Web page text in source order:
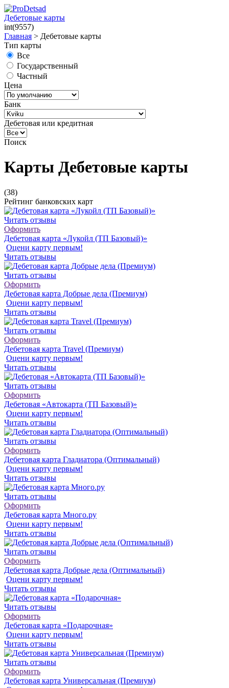
Дебетовые карты
int(9557)
Главная > Дебетовые карты
Тип карты
Все
Государственный
Частный
Цена
Банк
Дебетовая или кредитная
Поиск
Карты Дебетовые карты
(38)
Рейтинг банковских карт
Читать отзывы
Оформить
Дебетовая карта «Лукойл (ТП Базовый)»
Оцени карту первым!
Читать отзывы
Читать отзывы
Оформить
Дебетовая карта Добрые дела (Премиум)
Оцени карту первым!
Читать отзывы
Читать отзывы
Оформить
Дебетовая карта Travel (Премиум)
Оцени карту первым!
Читать отзывы
Читать отзывы
Оформить
Дебетовая «Автокарта (ТП Базовый)»
Оцени карту первым!
Читать отзывы
Читать отзывы
Оформить
Дебетовая карта Гладиатора (Оптимальный)
Оцени карту первым!
Читать отзывы
Читать отзывы
Оформить
Дебетовая карта Много.ру
Оцени карту первым!
Читать отзывы
Читать отзывы
Оформить
Дебетовая карта Добрые дела (Оптимальный)
Оцени карту первым!
Читать отзывы
Читать отзывы
Оформить
Дебетовая карта «Подарочная»
Оцени карту первым!
Читать отзывы
Читать отзывы
Оформить
Дебетовая карта Универсальная (Премиум)